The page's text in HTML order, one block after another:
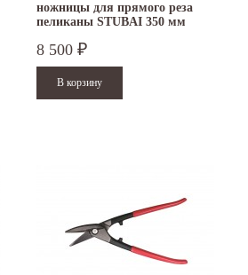
ножницы для прямого реза
пеликаны STUBAI 350 мм
8 500 ₽